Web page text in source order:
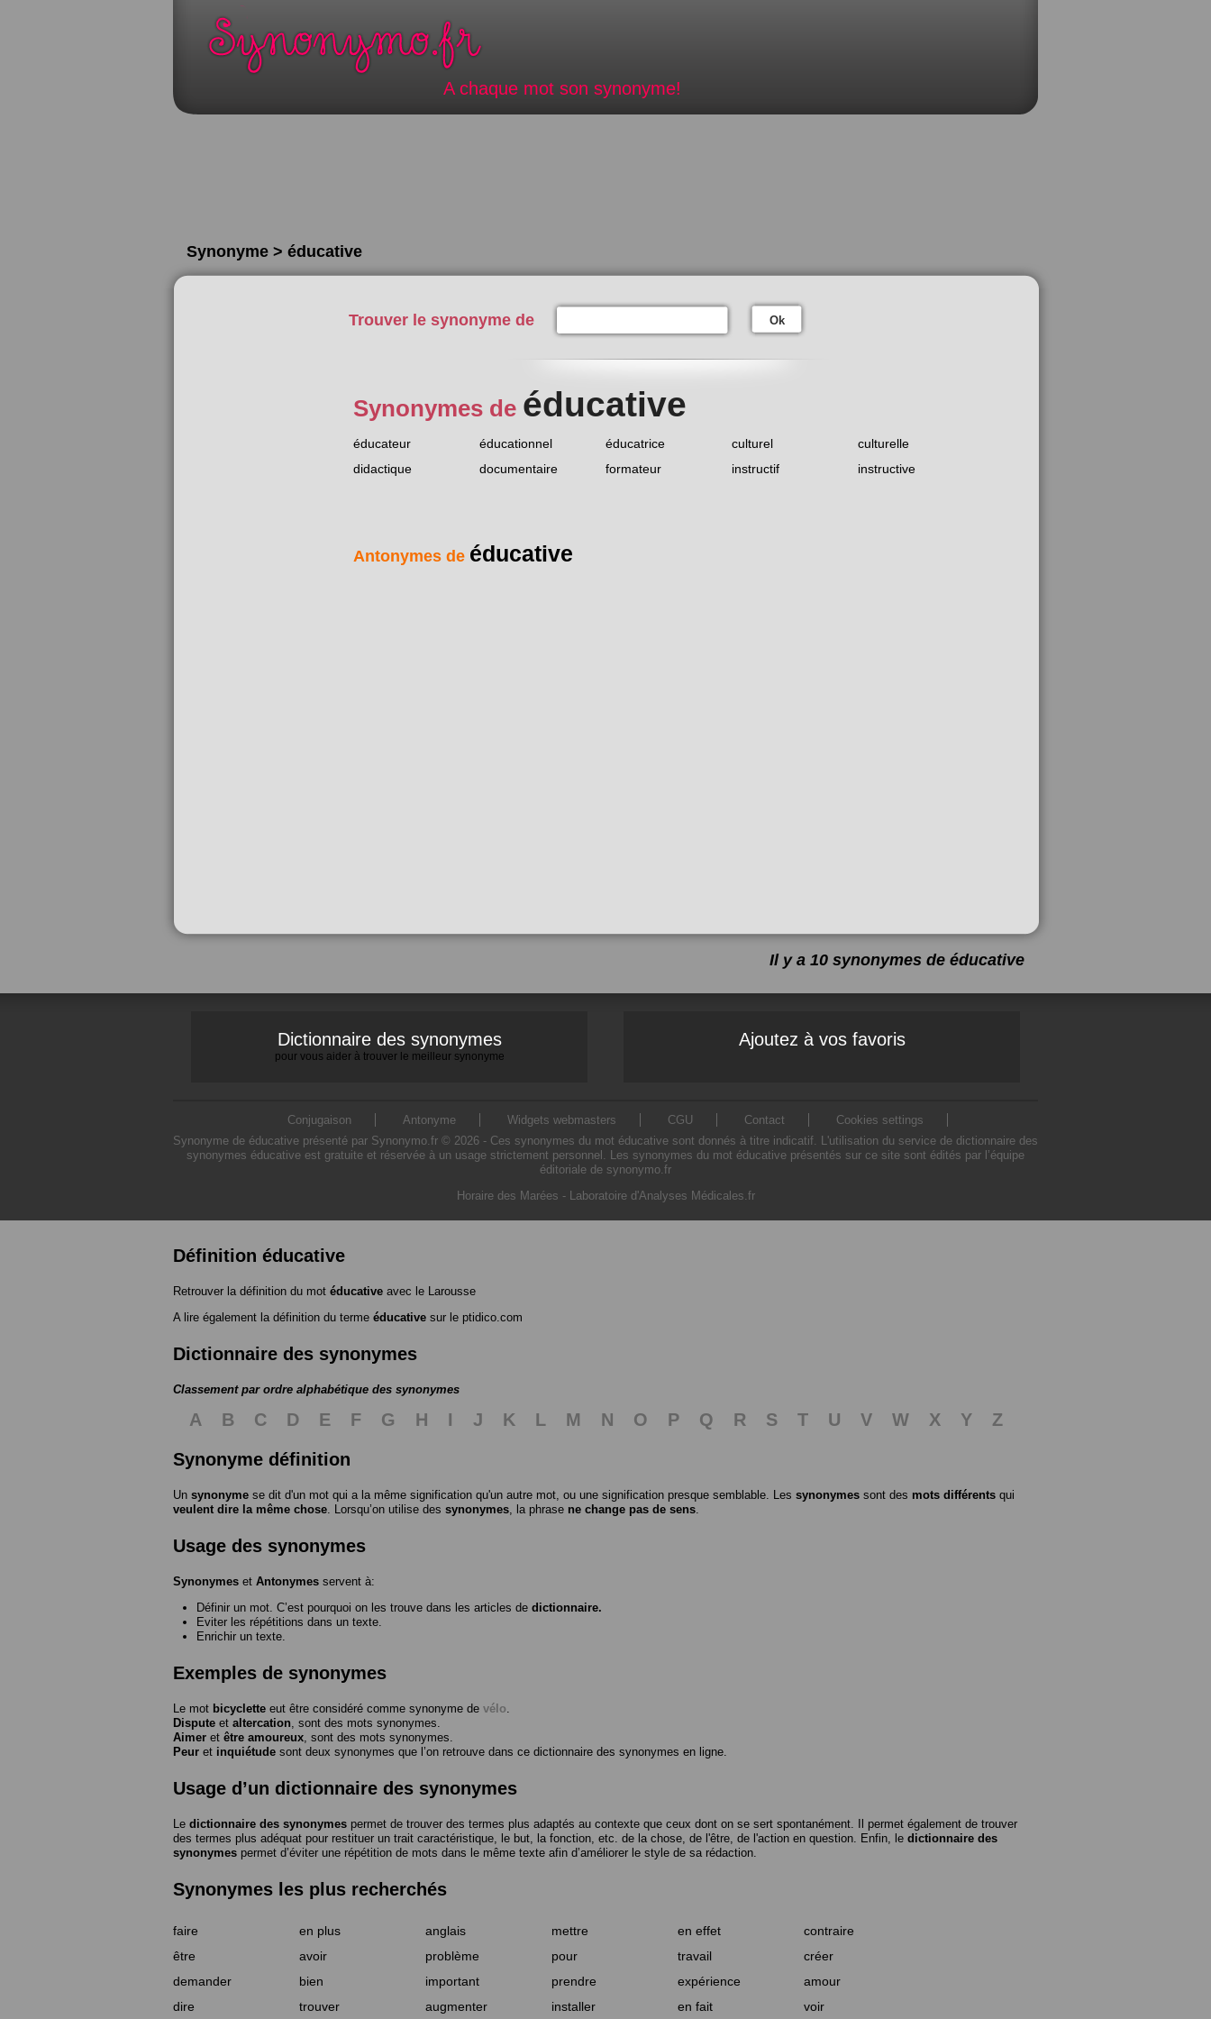
A chaque mot son synonyme!
Synonyme > éducative
Trouver le synonyme de Ok
Synonymes de éducative
éducateur éducationnel éducatrice culturel
culturelle
didactique
documentaire formateur instructif instructive
Antonymes de éducative
Il y a 10 synonymes de éducative
Dictionnaire des synonymes
pour vous aider à trouver le meilleur synonyme
Ajoutez à vos favoris
Conjugaison Antonyme Widgets webmasters CGU Contact
Cookies settings
Synonyme de éducative présenté par Synonymo.fr © 2026 - Ces synonymes du mot éducative sont donnés à titre indicatif. L'utilisation du service de dictionnaire des
synonymes éducative est gratuite et réservée à un usage strictement personnel. Les synonymes du mot éducative présentés sur ce site sont édités par l’équipe
éditoriale de synonymo.fr
Horaire des Marées - Laboratoire d'Analyses Médicales.fr
Définition éducative
Retrouver la définition du mot éducative avec le Larousse
A lire également la définition du terme éducative sur le ptidico.com
Dictionnaire des synonymes
Classement par ordre alphabétique des synonymes
A B C D E F G H I J K L M N O P Q R S T U V W X Y
Z
Synonyme définition
Un synonyme se dit d'un mot qui a la même signification qu'un autre mot, ou une signification presque semblable. Les synonymes sont des mots différents qui
veulent dire la même chose . Lorsqu’on utilise des synonymes , la phrase ne change pas de sens
Usage des synonymes
Synonymes et Antonymes servent à:
Définir un mot. C’est pourquoi on les trouve dans les articles de dictionnaire.
Eviter les répétitions dans un texte.
Enrichir un texte.
Exemples de synonymes
Le mot bicyclette eut être considéré comme synonyme de vélo
Dispute et altercation , sont des mots synonymes.
Aimer et être amoureux , sont des mots synonymes.
Peur et inquiétude sont deux synonymes que l’on retrouve dans ce dictionnaire des synonymes en ligne.
Usage d’un dictionnaire des synonymes
Le dictionnaire des synonymes permet de trouver des termes plus adaptés au contexte que ceux dont on se sert spontanément. Il permet également de trouver
des termes plus adéquat pour restituer un trait caractéristique, le but, la fonction, etc. de la chose, de l'être, de l'action en question. Enfin, le dictionnaire des
synonymes permet d’éviter une répétition de mots dans le même texte afin d’améliorer le style de sa rédaction.
Synonymes les plus recherchés
faire en plus anglais mettre en effet
contraire
être
avoir problème pour travail
créer
demander
bien important prendre expérience
amour
dire
trouver augmenter installer en fait voir